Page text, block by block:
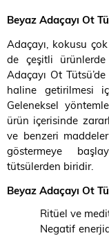
Beyaz Adaçayı Ot
Adaçayı, kokusu
de çeşitli ürünlerde
Adaçayı Ot
haline getirilmesi
Geleneksel
ürün içerisinde
ve benzeri
göstermeye
tütsülerden biridir.
Beyaz Adaçayı Ot
Ritüel ve
Negatif